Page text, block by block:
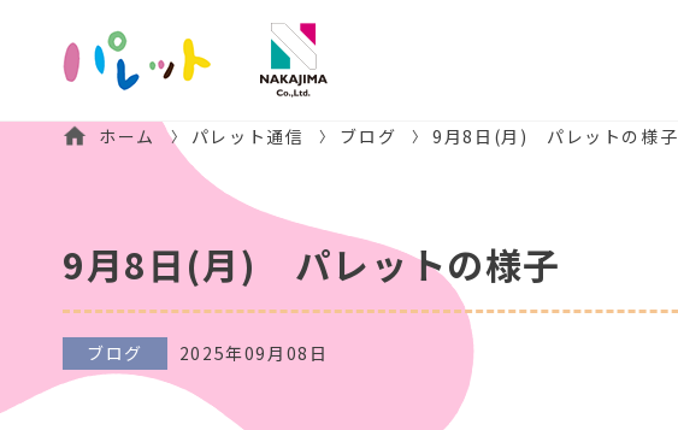
ホーム パレット通信 ブログ 9月8日(月) パレットの様子
9月8日(月) パレットの様子
ブログ 2025年09月08日